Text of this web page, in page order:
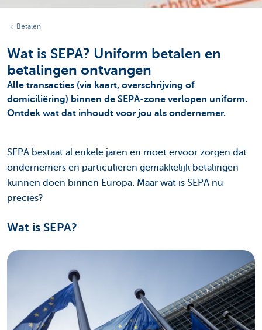
Betalen
Wat is SEPA? Uniform betalen en
betalingen ontvangen
Alle transacties (via kaart, overschrijving of
domiciliëring) binnen de SEPA-zone verlopen uniform.
Ontdek wat dat inhoudt voor jou als ondernemer.
SEPA bestaat al enkele jaren en moet ervoor zorgen dat
ondernemers en particulieren gemakkelijk betalingen
kunnen doen binnen Europa. Maar wat is SEPA nu
precies?
Wat is SEPA?